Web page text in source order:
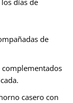
de
complementados
casero con